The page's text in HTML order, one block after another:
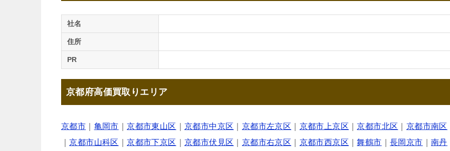
社名
住所
PR
京都府高価買取りエリア
京都市 亀岡市 ｜京都市東山区 ｜京都市中京区 京都市左京区 京都市上京区 ｜京都市北区
京都市南区
｜京都市山科区 ｜京都市下京区 ｜京都市伏見区 京都市右京区 京都市西京区 ｜舞鶴市 ｜長岡京市 ｜南丹